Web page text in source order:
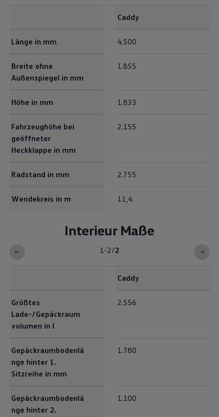
Caddy
Länge in mm 4.500
Breite ohne
Außenspiegel in mm
1.855
Höhe in mm 1.833
Fahrzeughöhe bei
geöffneter
Heckklappe in mm
2.155
Radstand in mm 2.755
Wendekreis in m 11,4
Interieur Maße
1-2/2
Caddy
Größtes
Lade-/Gepäckraum
volumen in l
2.556
Gepäckraumbodenlä
nge hinter 1.
Sitzreihe in mm
1.780
Gepäckraumbodenlä
nge hinter 2.
1.100